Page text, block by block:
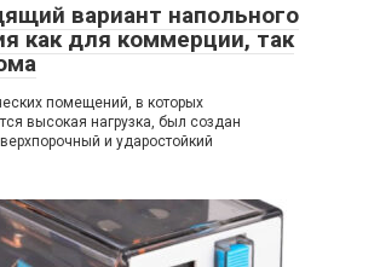
вариант напольного
как для коммерции, так
помещений, в которых
высокая нагрузка, был создан
и ударостойкий